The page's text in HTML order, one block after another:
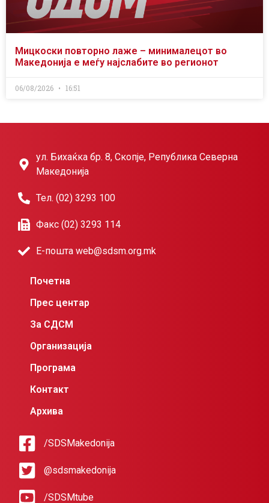
Мицкоски повторно лаже – минималецот во
Македонија е меѓу најслабите во регионот
06/08/2026 16:51
ул. Бихаќка бр. 8, Скопје, Република Северна
Македонија
Тел. (02) 3293 100
Факс (02) 3293 114
Е-пошта web@sdsm.org.mk
Почетна
Прес центар
За СДСМ
Организација
Програма
Контакт
Архива
/SDSMakedonija
@sdsmakedonija
/SDSMtube